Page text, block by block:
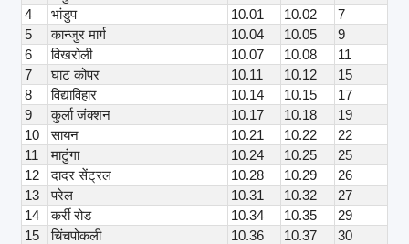
4
भांडुप 10.01 10.02
7
5
कान्जुर मार्ग 10.04 10.05
9
6
विखरोली 10.07 10.08
11
7
घाट कोपर 10.11 10.12
15
8
विद्याविहार 10.14 10.15
17
9
कुर्ला जंक्शन 10.17 10.18
19
10
सायन 10.21 10.22
22
11
माटुंगा 10.24 10.25
25
12
दादर सेंट्रल 10.28 10.29
26
13
परेल 10.31 10.32
27
14
कर्री रोड 10.34 10.35
29
15
चिंचपोकली 10.36 10.37
30